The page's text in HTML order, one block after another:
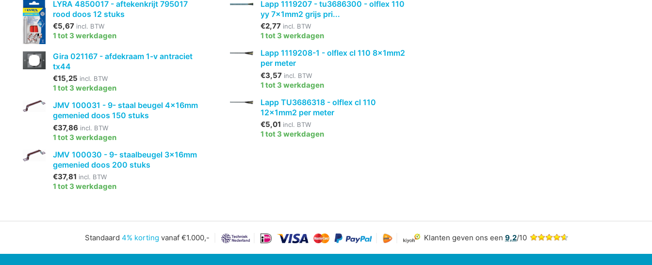
LYRA 4850017 - aftekenkrijt 795017
rood doos 12 stuks
€5,67 incl. BTW
1 tot 3 werkdagen
Gira 021167 - afdekraam 1-v antraciet
tx44
€15,25 incl. BTW
1 tot 3 werkdagen
JMV 100031 - 9- staal beugel 4x16mm
gemenied doos 150 stuks
€37,86 incl. BTW
1 tot 3 werkdagen
JMV 100030 - 9- staalbeugel 3x16mm
gemenied doos 200 stuks
€37,81 incl. BTW
1 tot 3 werkdagen
Lapp 1119207 - tu3686300 - olflex 110
yy 7x1mm2 grijs pri...
€2,77 incl. BTW
1 tot 3 werkdagen
Lapp 1119208-1 - olflex cl 110 8x1mm2
per meter
€3,57 incl. BTW
1 tot 3 werkdagen
Lapp TU3686318 - olflex cl 110
12x1mm2 per meter
€5,01 incl. BTW
1 tot 3 werkdagen
Standaard 4% korting vanaf €1.000,- Klanten geven ons een 9,2/10